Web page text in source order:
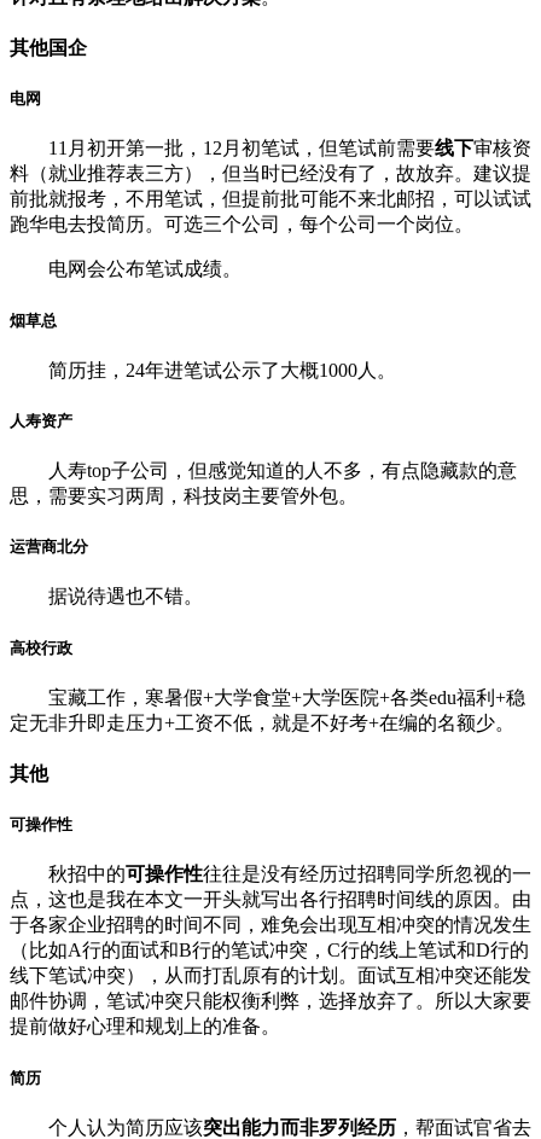
其他国企
电网
11月初开第一批，12月初笔试，但笔试前需要线下审核资
料（就业推荐表三方），但当时已经没有了，故放弃。建议提
前批就报考，不用笔试，但提前批可能不来北邮招，可以试试
跑华电去投简历。可选三个公司，每个公司一个岗位。
电网会公布笔试成绩。
烟草总
简历挂，24年进笔试公示了大概1000人。
人寿资产
人寿top子公司，但感觉知道的人不多，有点隐藏款的意
思，需要实习两周，科技岗主要管外包。
运营商北分
据说待遇也不错。
高校行政
宝藏工作，寒暑假+大学食堂+大学医院+各类edu福利+稳
定无非升即走压力+工资不低，就是不好考+在编的名额少。
其他
可操作性
秋招中的可操作性往往是没有经历过招聘同学所忽视的一
点，这也是我在本文一开头就写出各行招聘时间线的原因。由
于各家企业招聘的时间不同，难免会出现互相冲突的情况发生
（比如A行的面试和B行的笔试冲突，C行的线上笔试和D行的
线下笔试冲突），从而打乱原有的计划。面试互相冲突还能发
邮件协调，笔试冲突只能权衡利弊，选择放弃了。所以大家要
提前做好心理和规划上的准备。
简历
个人认为简历应该突出能力而非罗列经历 ，帮面试官省去